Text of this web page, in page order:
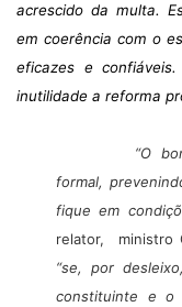
acrescido da multa.
em coerência com o
eficazes e
inutilidade a reforma
“O
formal,
fique em
relator, ministro
“se, por
constituinte e o